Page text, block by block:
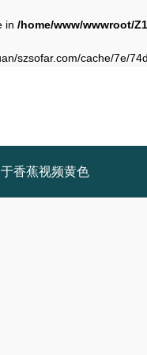
in /home/www/wwwroot/
szsofar.com/cache/7e/
香蕉视频黄色